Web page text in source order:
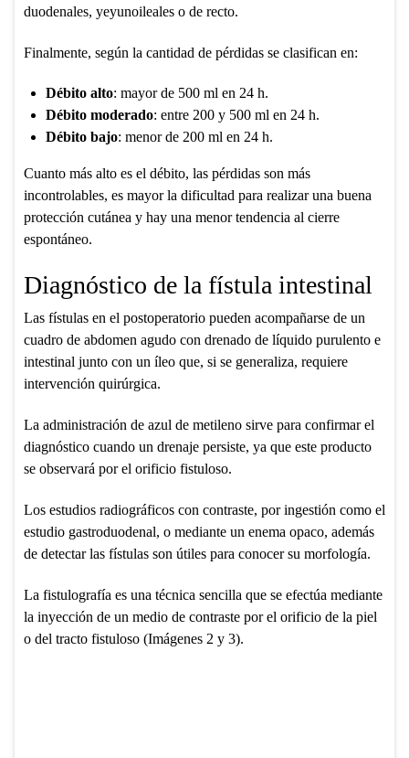
duodenales, yeyunoileales o de recto.
Finalmente, según la cantidad de pérdidas se clasifican en:
Débito alto: mayor de 500 ml en 24 h.
Débito moderado: entre 200 y 500 ml en 24 h.
Débito bajo: menor de 200 ml en 24 h.
Cuanto más alto es el débito, las pérdidas son más
incontrolables, es mayor la dificultad para realizar una buena
protección cutánea y hay una menor tendencia al cierre
espontáneo.
Diagnóstico de la fístula intestinal
Las fístulas en el postoperatorio pueden acompañarse de un
cuadro de abdomen agudo con drenado de líquido purulento e
intestinal junto con un íleo que, si se generaliza, requiere
intervención quirúrgica.
La administración de azul de metileno sirve para confirmar el
diagnóstico cuando un drenaje persiste, ya que este producto
se observará por el orificio fistuloso.
Los estudios radiográficos con contraste, por ingestión como el
estudio gastroduodenal, o mediante un enema opaco, además
de detectar las fístulas son útiles para conocer su morfología.
La fistulografía es una técnica sencilla que se efectúa mediante
la inyección de un medio de contraste por el orificio de la piel
o del tracto fistuloso (Imágenes 2 y 3).